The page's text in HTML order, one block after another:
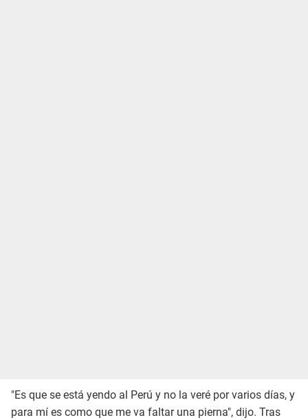
"Es que se está yendo al Perú y no la veré por varios días, y
para mí es como que me va faltar una pierna", dijo. Tras